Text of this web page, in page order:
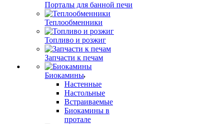
Порталы для банной печи
Теплообменники
Топливо и розжиг
Запчасти к печам
Биокамины
Настенные
Настольные
Встраиваемые
Биокамины в
протале